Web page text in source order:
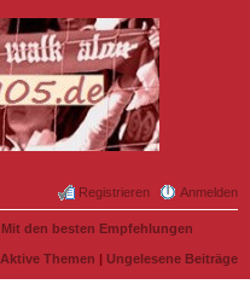
Anmelden
Registrieren
Mit den besten Empfehlungen
Aktive Themen | Ungelesene Beiträge